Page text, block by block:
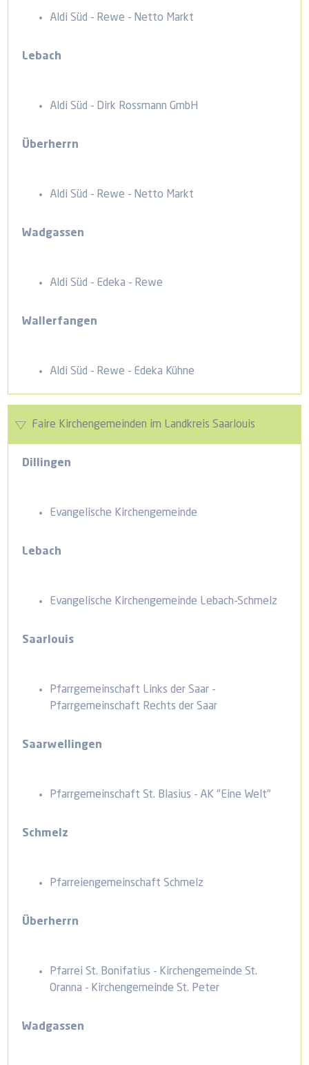
Aldi Süd - Rewe - Netto Markt
Lebach
Aldi Süd - Dirk Rossmann GmbH
Überherrn
Aldi Süd - Rewe - Netto Markt
Wadgassen
Aldi Süd - Edeka - Rewe
Wallerfangen
Aldi Süd - Rewe - Edeka Kühne
Faire Kirchengemeinden im Landkreis Saarlouis
Dillingen
Evangelische Kirchengemeinde
Lebach
Evangelische Kirchengemeinde Lebach-Schmelz
Saarlouis
Pfarrgemeinschaft Links der Saar -
Pfarrgemeinschaft Rechts der Saar
Saarwellingen
Pfarrgemeinschaft St. Blasius - AK "Eine Welt"
Schmelz
Pfarreiengemeinschaft Schmelz
Überherrn
Pfarrei St. Bonifatius - Kirchengemeinde St.
Oranna - Kirchengemeinde St. Peter
Wadgassen